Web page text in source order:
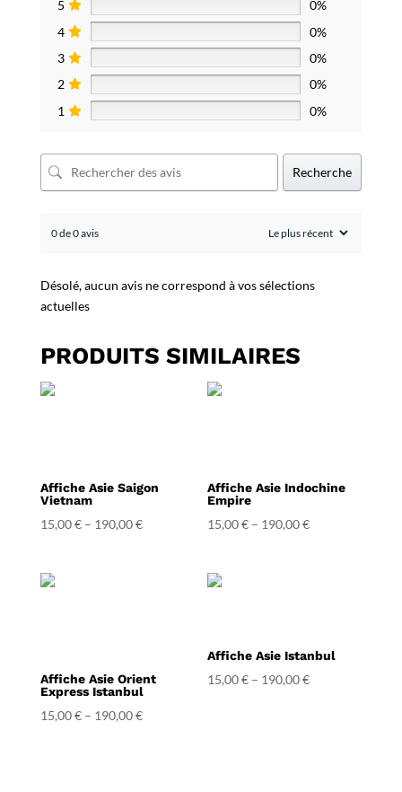
5
0%
4
0%
3
0%
2
0%
1
0%
Recherche
0 de 0 avis
Désolé, aucun avis ne correspond à vos sélections
actuelles
PRODUITS SIMILAIRES
Affiche Asie Saigon
Vietnam
15,00€– 190,00€
Affiche Asie Indochine
Empire
15,00€ – 190,00€
Affiche Asie Orient
Express Istanbul
15,00€– 190,00€
Affiche Asie Istanbul
15,00€ – 190,00€